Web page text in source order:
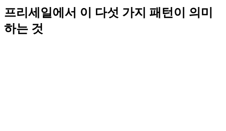
프리세일에서 이 다섯 가지 패턴이 의미
하는 것